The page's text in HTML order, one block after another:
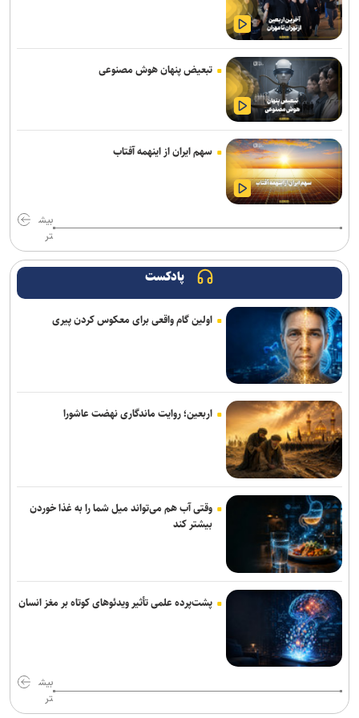
علیرضا ملکی خیبری شد
تاجدار و صادقی دستیاران جدید الهامی در پیکان
دانایی دوباره خیبری شد
بودجه فوتبال؟
فلاح به صنعت نفت پیوست
مدیرعامل پرسپولیس سفیر افتخاری چوگان شد
مدال طلای زارعی در بلاروس/ دومین رکوردشکنی دونده ایران در آستانه
بازی‌های آسیایی
باختر: انتقال قرضی بازیکن بدون ثبت قرارداد تخلف است/ استقلال با
مجازاتی مواجه نخواهد شد
ماجرای پیشنهاد سهراب بختیاری زاده به سردار آزمون چیست؟/ وعده
پوچی که به سرمربی استقلال داده شد
مس رفسنجان منتظر رأی CAS/ آغاز تمرینات نارنجی پوشان از هفته آینده
عالمی دستیار الهامی در پیکان شد
خانلرخانی: پاداش تکواندوکاران با تلاشی می‌کنند همخوانی ندارد/ سلیمی:
کار اصلی من برای ناگویا از دو تورنمنت بعد آغاز می‌شود/ برخورداری: قانون
سرباز قهرمان کمک خوبی است+فیلم
بوده است/ تاجرنیا دوست دارد خودش را تبرئه کند
دنیامالی: امنیت آذربایجان، امنیت ایران است/ تفاهم نامه ای میان وزاری
ورزش دو کشور به امضا خواهد رسید
نعمت‌پور بعد از قبول مسئولیت سپاهان در لیگ برتر فرنگی: اولویت‌مان
در سال اول قهرمانی نیست
تهیدست به صنعت نفت پیوست
تبعیض پنهان هوش مصنوعی
سهم ایران از اینهمه آفتاب
بیش
تر
پادکست
اولین گام واقعی برای معکوس کردن پیری
اربعین؛ روایت ماندگاری نهضت عاشورا
وقتی آب هم می‌تواند میل شما را به غذا خوردن
بیشتر کند
پشت‌پرده علمی تأثیر ویدئو‌های کوتاه بر مغز انسان
بیش
تر